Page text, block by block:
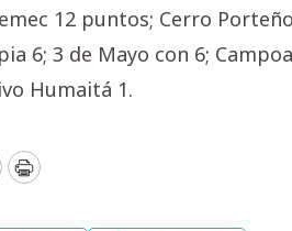
12 puntos; Cerro
6; 3 de Mayo con 6;
Humaitá 1.
Print